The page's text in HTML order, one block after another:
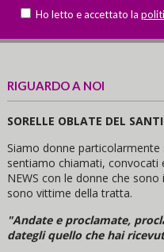
Ho letto e accettato la
RIGUARDO A NOI
SORELLE OBLATE DEL
Siamo donne particolarmente
sentiamo chiamati, convocati
NEWS con le donne che sono
sono vittime della tratta.
"Andate e proclamate,
dategli quello che hai